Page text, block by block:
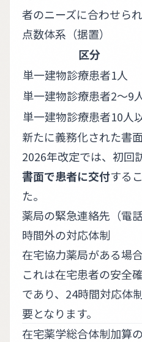
者のニーズに合わせられ
点数体系（据置）
区分
単一建物診療患者1人
単一建物診療患者2〜9
単一建物診療患者10人
新たに義務化された書
2026年改定では、初回
書面で患者に交付する
た。
薬局の緊急連絡先（電話
時間外の対応体制
在宅協力薬局がある場
これは在宅患者の安全
であり、24時間対応体
要となります。
在宅薬学総合体制加算